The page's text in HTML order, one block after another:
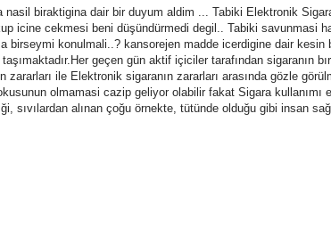
biraktigina dair bir duyum aldim ... Tabiki Elektronik
icine cekmesi beni düşündürmedi degil.. Tabiki savunmasi
konulmali..? kansorejen madde icerdigine dair kesin
geçen gün aktif içiciler tarafından sigaranın
ile Elektronik sigaranın zararları arasında gözle
olmamasi cazip geliyor olabilir fakat Sigara kullanımı
sıvılardan alınan çoğu örnekte, tütünde olduğu gibi insan